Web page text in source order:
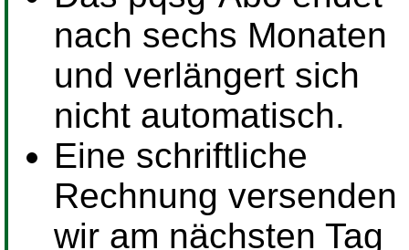
nach sechs Monaten
und verlängert sich
nicht automatisch.
Eine schriftliche
Rechnung versenden
wir am nächsten Tag